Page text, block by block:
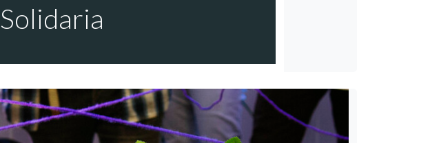
Solidaria